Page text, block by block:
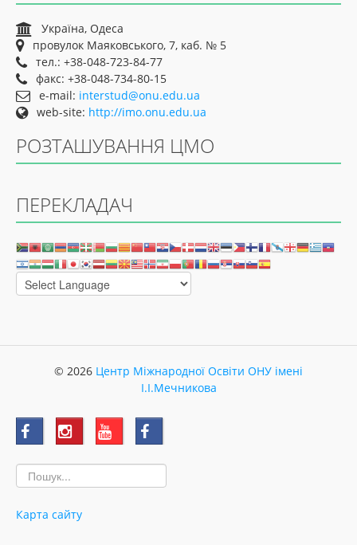
Україна, Одеса
провулок Маяковського, 7, каб. № 5
тел.: +38-048-723-84-77
факс: +38-048-734-80-15
e-mail: interstud@onu.edu.ua
web-site: http://imo.onu.edu.ua
РОЗТАШУВАННЯ ЦМО
ПЕРЕКЛАДАЧ
© 2026 Центр Міжнародної Освіти ОНУ імені
І.І.Мечникова
Карта сайту